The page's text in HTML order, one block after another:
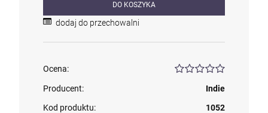
DO KOSZYKA
dodaj do przechowalni
Ocena:
Producent:
Indie
Kod produktu:
1052